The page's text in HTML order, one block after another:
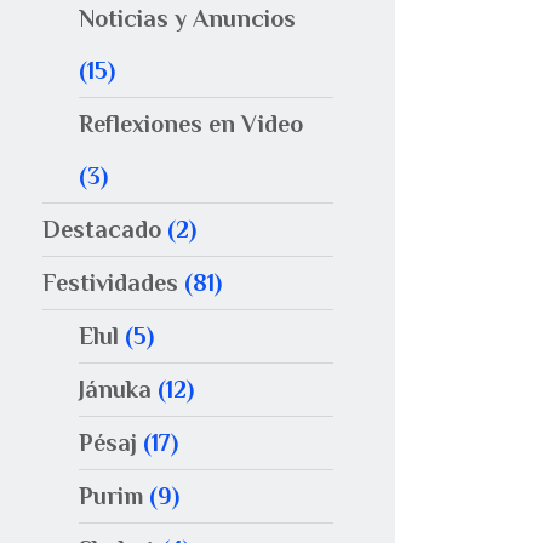
Noticias y Anuncios
(15)
Reflexiones en Video
(3)
Destacado (2)
Festividades (81)
Elul (5)
Jánuka (12)
Pésaj (17)
Purim (9)